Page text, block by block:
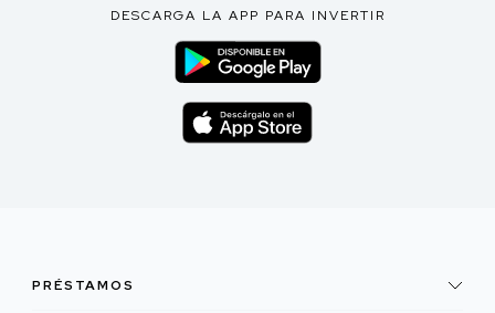
DESCARGA LA APP PARA INVERTIR
PRÉSTAMOS